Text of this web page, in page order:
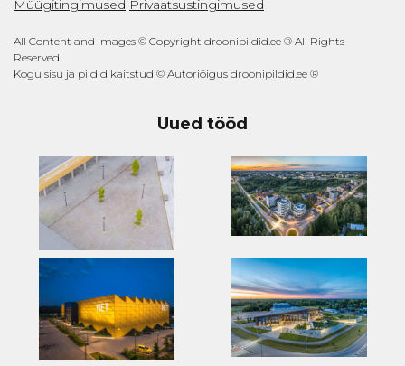
Müügitingimused Privaatsustingimused
All Content and Images © Copyright droonipildid.ee ® All Rights
Reserved
Kogu sisu ja pildid kaitstud © Autoriõigus droonipildid.ee ®
Uued tööd